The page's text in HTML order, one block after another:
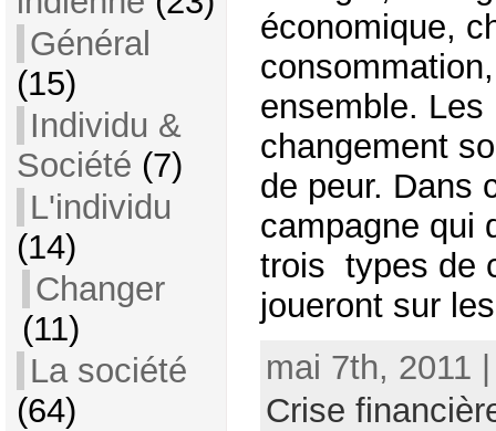
Général
(15)
Individu &
Société (7)
L'individu
(14)
Changer
(11)
La société
(64)
économique,
ensemble. Les
changement
de peur. Dans
campagne qui
trois types de
joueront sur
mai 7th, 2011
Crise